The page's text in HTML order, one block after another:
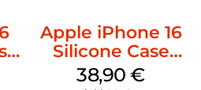
Apple iPhone 16
Silicone Case
MagSafe
38,90€